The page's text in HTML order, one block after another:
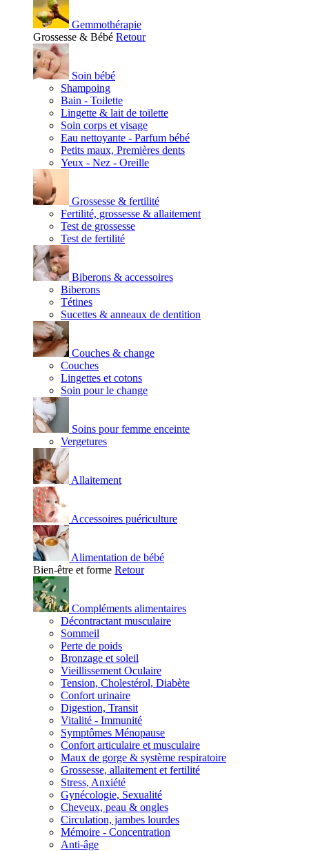
Gemmothérapie
Grossesse & Bébé Retour
Soin bébé
Shampoing
Bain - Toilette
Lingette & lait de toilette
Soin corps et visage
Eau nettoyante - Parfum bébé
Petits maux, Premières dents
Yeux - Nez - Oreille
Grossesse & fertilité
Fertilité, grossesse & allaitement
Test de grossesse
Test de fertilité
Biberons & accessoires
Biberons
Tétines
Sucettes & anneaux de dentition
Couches & change
Couches
Lingettes et cotons
Soin pour le change
Soins pour femme enceinte
Vergetures
Allaitement
Accessoires puériculture
Alimentation de bébé
Bien-être et forme Retour
Compléments alimentaires
Décontractant musculaire
Sommeil
Perte de poids
Bronzage et soleil
Vieillissement Oculaire
Tension, Cholestérol, Diabète
Confort urinaire
Digestion, Transit
Vitalité - Immunité
Symptômes Ménopause
Confort articulaire et musculaire
Maux de gorge & système respiratoire
Grossesse, allaitement et fertilité
Stress, Anxiété
Gynécologie, Sexualité
Cheveux, peau & ongles
Circulation, jambes lourdes
Mémoire - Concentration
Anti-âge